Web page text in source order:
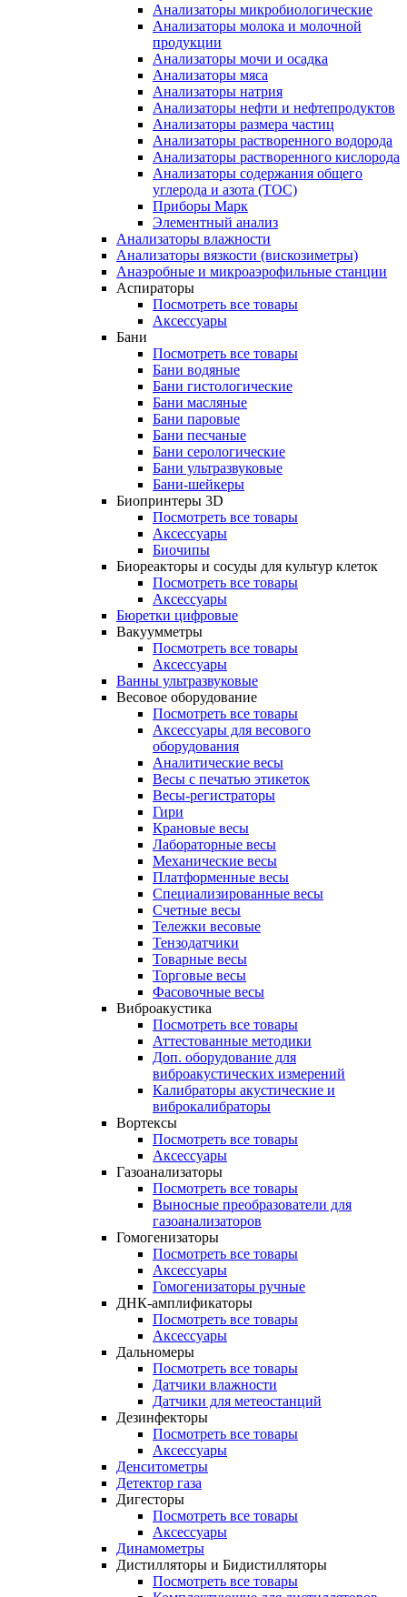
Анализаторы микробиологические
Анализаторы молока и молочной
продукции
Анализаторы мочи и осадка
Анализаторы мяса
Анализаторы натрия
Анализаторы нефти и нефтепродуктов
Анализаторы размера частиц
Анализаторы растворенного водорода
Анализаторы растворенного кислорода
Анализаторы содержания общего
углерода и азота (ТОС)
Приборы Марк
Элементный анализ
Анализаторы влажности
Анализаторы вязкости (вискозиметры)
Анаэробные и микроаэрофильные станции
Аспираторы
Посмотреть все товары
Аксессуары
Бани
Посмотреть все товары
Бани водяные
Бани гистологические
Бани масляные
Бани паровые
Бани песчаные
Бани серологические
Бани ультразвуковые
Бани-шейкеры
Биопринтеры 3D
Посмотреть все товары
Аксессуары
Биочипы
Биореакторы и сосуды для культур клеток
Посмотреть все товары
Аксессуары
Бюретки цифровые
Вакуумметры
Посмотреть все товары
Аксессуары
Ванны ультразвуковые
Весовое оборудование
Посмотреть все товары
Аксессуары для весового
оборудования
Аналитические весы
Весы с печатью этикеток
Весы-регистраторы
Гири
Крановые весы
Лабораторные весы
Механические весы
Платформенные весы
Специализированные весы
Счетные весы
Тележки весовые
Тензодатчики
Товарные весы
Торговые весы
Фасовочные весы
Виброакустика
Посмотреть все товары
Аттестованные методики
Доп. оборудование для
виброакустических измерений
Калибраторы акустические и
виброкалибраторы
Вортексы
Посмотреть все товары
Аксессуары
Газоанализаторы
Посмотреть все товары
Выносные преобразователи для
газоанализаторов
Гомогенизаторы
Посмотреть все товары
Аксессуары
Гомогенизаторы ручные
ДНК-амплификаторы
Посмотреть все товары
Аксессуары
Дальномеры
Посмотреть все товары
Датчики влажности
Датчики для метеостанций
Дезинфекторы
Посмотреть все товары
Аксессуары
Денситометры
Детектор газа
Дигесторы
Посмотреть все товары
Аксессуары
Динамометры
Дистилляторы и Бидистилляторы
Посмотреть все товары